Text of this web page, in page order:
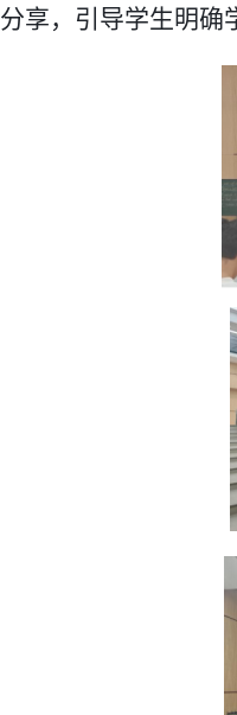
享，引导学生明确